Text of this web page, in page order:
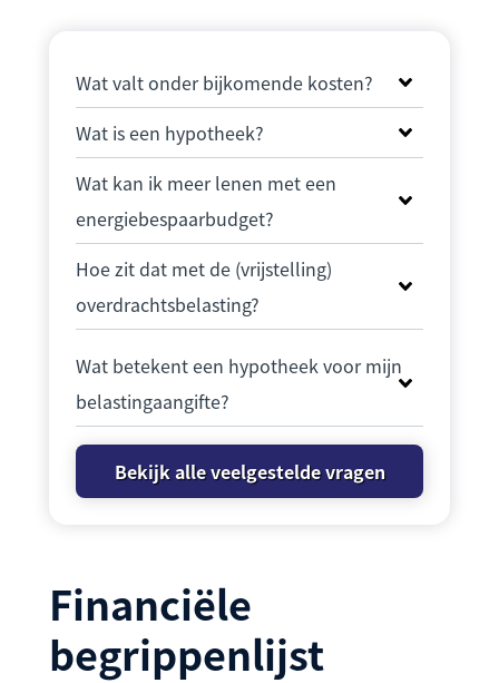
Financiële
begrippenlijst
Wat valt onder bijkomende kosten?
Wat is een hypotheek?
Wat kan ik meer lenen met een
energiebespaarbudget?
Hoe zit dat met de (vrijstelling)
overdrachtsbelasting?
Wat betekent een hypotheek voor mijn
belastingaangifte?
Bekijk alle veelgestelde vragen